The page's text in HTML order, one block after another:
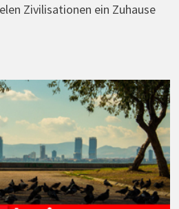
Zivilisationen ein Zuhause